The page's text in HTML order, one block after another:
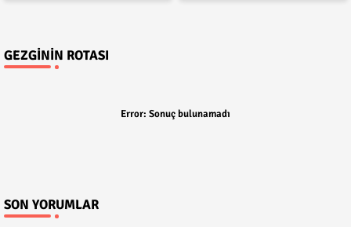
GEZGININ ROTASI
Error: Sonuç bulunamadı
SON YORUMLAR